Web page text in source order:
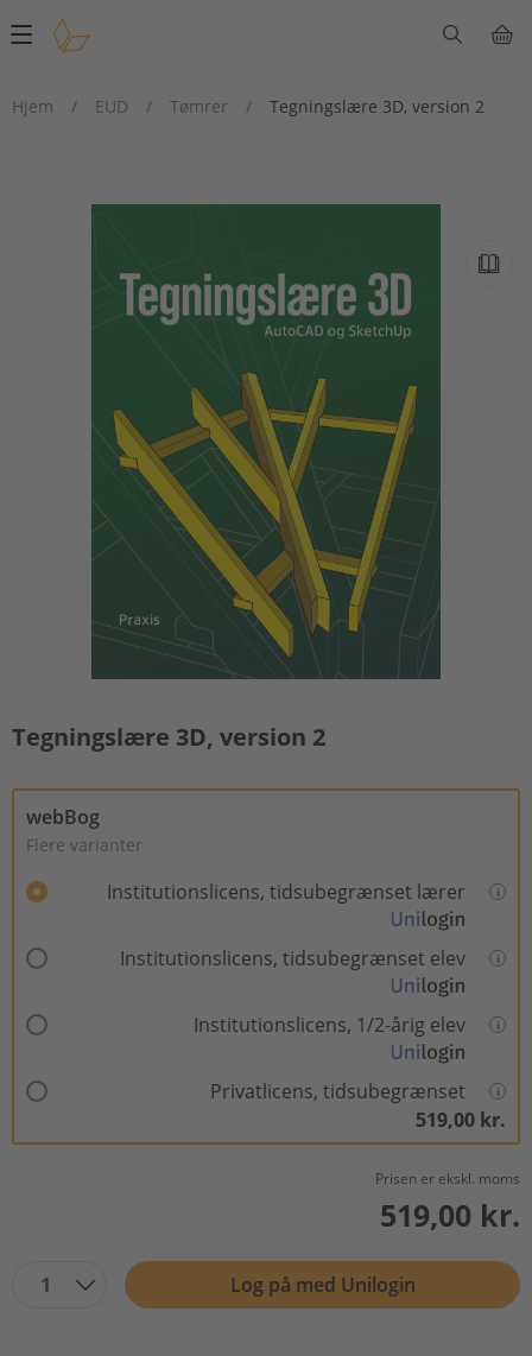
Main
Hjem
/ EUD / Tømrer / Tegningslære 3D, version 2
Tegningslære 3D, version 2
webBog
Flere varianter
Institutionslicens, tidsubegrænset lærer
Institutionslicens, tidsubegrænset elev
Institutionslicens, 1/2-årig elev
Privatlicens, tidsubegrænset
519,00 kr.
Prisen er ekskl. moms
519,00 kr.
1 Log på med Unilogin